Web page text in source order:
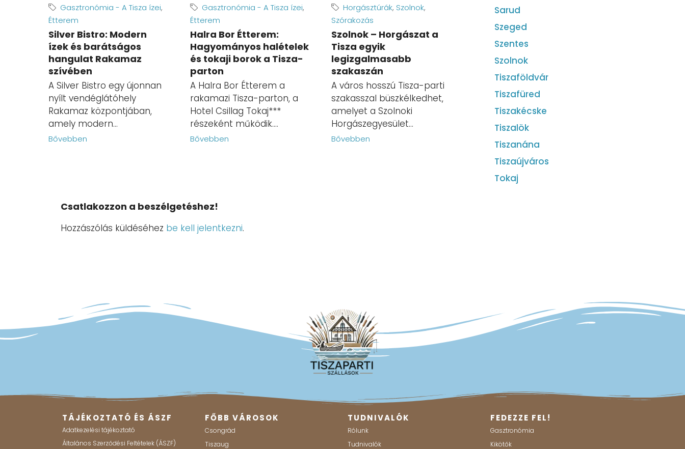
Gasztronómia - A Tisza ízei,
Étterem
Silver Bistro: Modern
ízek és barátságos
hangulat Rakamaz
szívében
A Silver Bistro egy újonnan
nyílt vendéglátóhely
Rakamaz központjában,
amely modern...
Bővebben
Gasztronómia - A Tisza ízei,
Étterem
Halra Bor Étterem:
Hagyományos halételek
és tokaji borok a Tisza-
parton
A Halra Bor Étterem a
rakamazi Tisza-parton, a
Hotel Csillag Tokaj***
részeként működik....
Bővebben
Horgásztúrák, Szolnok,
Szórakozás
Szolnok – Horgászat a
Tisza egyik
legizgalmasabb
szakaszán
A város hosszú Tisza-parti
szakasszal büszkélkedhet,
amelyet a Szolnoki
Horgászegyesület...
Bővebben
Csatlakozzon a beszélgetéshez!
Hozzászólás küldéséhez be kell jelentkezni.
Sarud
Szeged
Szentes
Szolnok
Tiszaföldvár
Tiszafüred
Tiszakécske
Tiszalök
Tiszanána
Tiszaújváros
Tokaj
TÁJÉKOZTATÓ ÉS ÁSZF
Adatkezelési tájékoztató
Általános Szerződési Feltételek (ÁSZF)
FŐBB VÁROSOK
Csongrád
Tiszaug
TUDNIVALÓK
Rólunk
Tudnivalók
FEDEZZE FEL!
Gasztronómia
Kikötők